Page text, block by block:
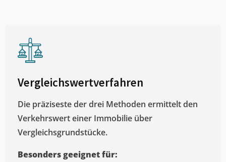
Vergleichswertverfahren
Die präziseste der drei Methoden ermittelt den
Verkehrswert einer Immobilie über
Vergleichsgrundstücke.
Besonders geeignet für: